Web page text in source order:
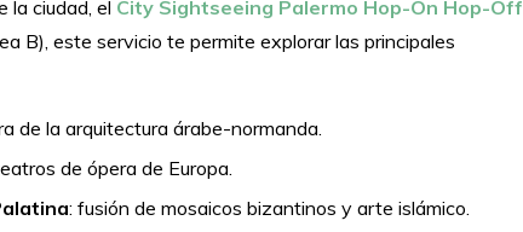
la ciudad, el City Sightseeing Palermo Hop-On Hop-Off
B), este servicio te permite explorar las principales
de la arquitectura árabe-normanda.
de ópera de Europa.
: fusión de mosaicos bizantinos y arte islámico.